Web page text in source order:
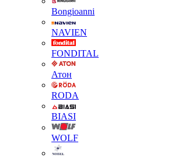
Вongioanni
NAVIEN
FONDITAL
Атон
RODA
BIASI
WOLF